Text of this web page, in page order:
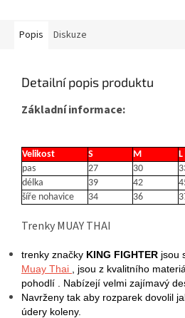
Popis Diskuze
Detailní popis produktu
Základní informace:
Velikost S M L
pas
27 30
délka
39 42
šíře nohavice
34 36
Trenky MUAY THAI
trenky značky KING FIGHTER jsou
Muay Thai
, jsou z kvalitního
pohodlí . Nabízejí velmi zajímavý
Navrženy tak aby rozparek dovolil
údery koleny.